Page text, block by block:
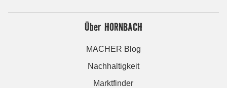
Über HORNBACH
MACHER Blog
Nachhaltigkeit
Marktfinder